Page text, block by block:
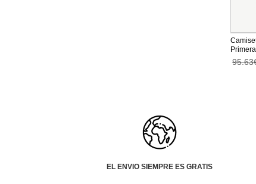
EL ENVIO SIEMPRE ES GRATIS